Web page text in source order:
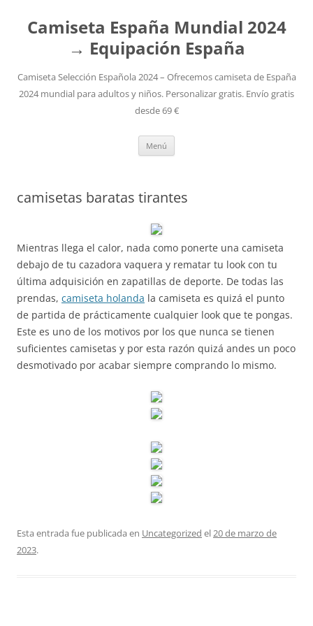
Camiseta España Mundial 2024
→ Equipación España
Camiseta Selección Española 2024 – Ofrecemos camiseta de España
2024 mundial para adultos y niños. Personalizar gratis. Envío gratis
desde 69 €
Menú
camisetas baratas tirantes
Mientras llega el calor, nada como ponerte una camiseta
debajo de tu cazadora vaquera y rematar tu look con tu
última adquisición en zapatillas de deporte. De todas las
prendas, camiseta holanda la camiseta es quizá el punto
de partida de prácticamente cualquier look que te pongas.
Este es uno de los motivos por los que nunca se tienen
suficientes camisetas y por esta razón quizá andes un poco
desmotivado por acabar siempre comprando lo mismo.
Esta entrada fue publicada en Uncategorized el20 de marzo de
2023.